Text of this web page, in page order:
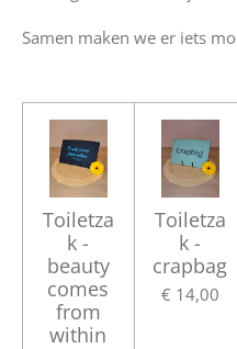
Samen maken we er iets
Toiletza
k -
beauty
comes
from
within
Toiletza
k -
crapbag
€ 14,00